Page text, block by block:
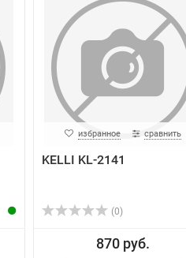
избранное сравнить
KELLI KL-2141
(0)
870 руб.